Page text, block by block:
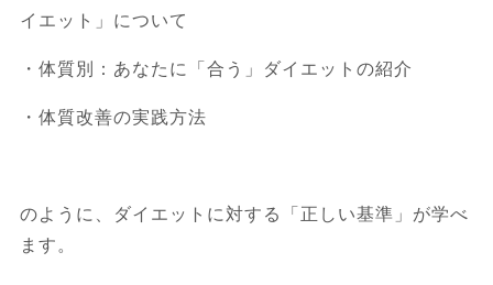
イエット」について
・体質別：あなたに「合う」ダイエットの紹介
・体質改善の実践方法
のように、ダイエットに対する「正しい基準」が学べ
ます。